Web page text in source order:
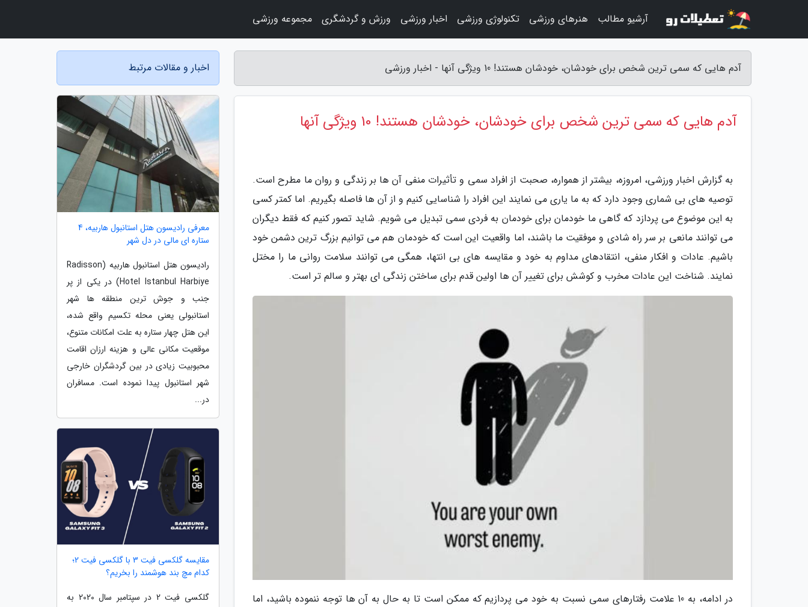
آدم هایی که سمی ترین شخص برای خودشان، خودشان هستند! 10 ویژگی آنها - اخبار ورزشی
آدم هایی که سمی ترین شخص برای خودشان، خودشان هستند! 10 ویژگی آنها
به گزارش اخبار ورزشی، امروزه، بیشتر از همواره، صحبت از افراد سمی و تأثیرات منفی آن ها بر زندگی و روان ما مطرح است.
توصیه های بی شماری وجود دارد که به ما یاری می نمایند این افراد را شناسایی کنیم و از آن ها فاصله بگیریم. اما کمتر کسی
به این موضوع می پردازد که گاهی ما خودمان برای خودمان به فردی سمی تبدیل می شویم. شاید تصور کنیم که فقط دیگران
می توانند مانعی بر سر راه شادی و موفقیت ما باشند، اما واقعیت این است که خودمان هم می توانیم بزرگ ترین دشمن خود
باشیم. عادات و افکار منفی، انتقادهای مداوم به خود و مقایسه های بی انتها، همگی می توانند سلامت روانی ما را مختل
نمایند. شناخت این عادات مخرب و کوشش برای تغییر آن ها اولین قدم برای ساختن زندگی ای بهتر و سالم تر است.
در ادامه، به 10 علامت رفتارهای سمی نسبت به خود می پردازیم که ممکن است تا به حال به آن ها توجه ننموده باشید، اما
اخبار و مقالات مرتبط
معرفی رادیسون هتل استانبول هاربیه، 4
ستاره ای مالی در دل شهر
رادیسون هتل استانبول هاربیه (Radisson
Hotel Istanbul Harbiye) در یکی از پر
جنب و جوش ترین منطقه ها شهر
استانبولی یعنی محله تکسیم واقع شده،
این هتل چهار ستاره به علت امکانات متنوع،
موقعیت مکانی عالی و هزینه ارزان اقامت
محبوبیت زیادی در بین گردشگران خارجی
شهر استانبول پیدا نموده است. مسافران
در...
مقایسه گلکسی فیت 3 با گلکسی فیت 2؛
کدام مچ بند هوشمند را بخریم؟
گلکسی فیت 2 در سپتامبر سال 2020 به
آرشیو مطالب هنرهای ورزشی تکنولوژی ورزشی اخبار ورزشی ورزش و گردشگری مجموعه ورزشی